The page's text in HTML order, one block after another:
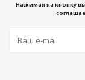
Нажимая на кнопку